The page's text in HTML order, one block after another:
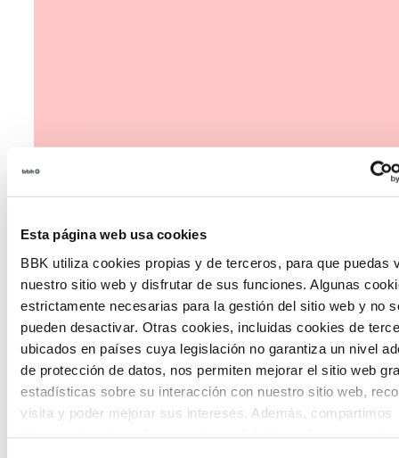
Esta página web usa cookies
BBK utiliza cookies propias y de terceros, para que puedas
nuestro sitio web y disfrutar de sus funciones. Algunas
estrictamente necesarias para la gestión del sitio web y no
pueden desactivar. Otras cookies, incluidas cookies de
ubicados en países cuya legislación no garantiza un nivel
de protección de datos, nos permiten mejorar el sitio web
estadísticas sobre su interacción con nuestro sitio web,
visita y poder mejorar sus intereses. Además, compartimos
The Future Game
The Future Game es un laboratorio de participación
juvenil que recoge las cosmovisiones de las nuevas
generaciones en las temáticas que más les preocupan
hacia el futuro a través de una experiencia